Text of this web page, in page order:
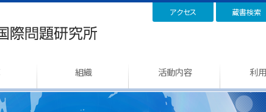
アクセス 蔵書検索
組織 活動内容 利